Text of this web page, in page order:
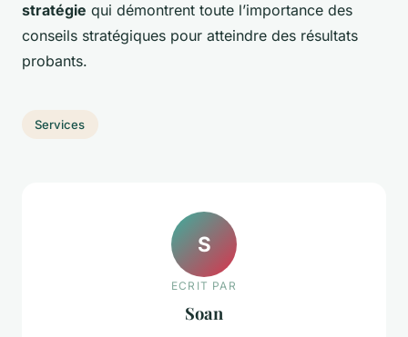
stratégie qui démontrent toute l’importance des
conseils stratégiques pour atteindre des résultats
probants.
Services
S
ECRIT PAR
Soan